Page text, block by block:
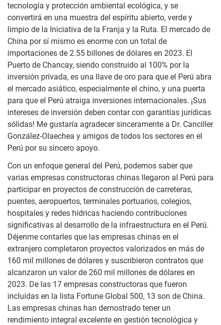
tecnología y protección ambiental ecológica, y se
convertirá en una muestra del espíritu abierto, verde y
limpio de la Iniciativa de la Franja y la Ruta. El mercado de
China por sí mismo es enorme con un total de
importaciones de 2.55 billones de dólares en 2023. El
Puerto de Chancay, siendo construido al 100% por la
inversión privada, es una llave de oro para que el Perú abra
el mercado asiático, especialmente el chino, y una puerta
para que el Perú atraiga inversiones internacionales. ¡Sus
intereses de inversión deben contar con garantías jurídicas
sólidas! Me gustaría agradecer sinceramente a Dr. Canciller
González-Olaechea y amigos de todos los sectores en el
Perú por su sincero apoyo.
Con un enfoque general del Perú, podemos saber que
varias empresas constructoras chinas llegaron al Perú para
participar en proyectos de construcción de carreteras,
puentes, aeropuertos, terminales portuarios, colegios,
hospitales y redes hídricas haciendo contribuciones
significativas al desarrollo de la infraestructura en el Perú.
Déjenme contarles que las empresas chinas en el
extranjero completaron proyectos valorizados en más de
160 mil millones de dólares y suscribieron contratos que
alcanzaron un valor de 260 mil millones de dólares en
2023. De las 17 empresas constructoras que fueron
incluidas en la lista Fortune Global 500, 13 son de China.
Las empresas chinas han demostrado tener un
rendimiento integral excelente en gestión tecnológica y